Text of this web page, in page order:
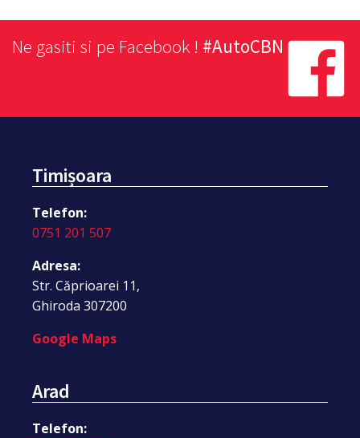
Ne gasiti si pe Facebook ! #AutoCBN
Timișoara
Telefon:
0751 201 507
Adresa:
Str. Căprioarei 11,
Ghiroda 307200
Google Maps
Arad
Telefon: